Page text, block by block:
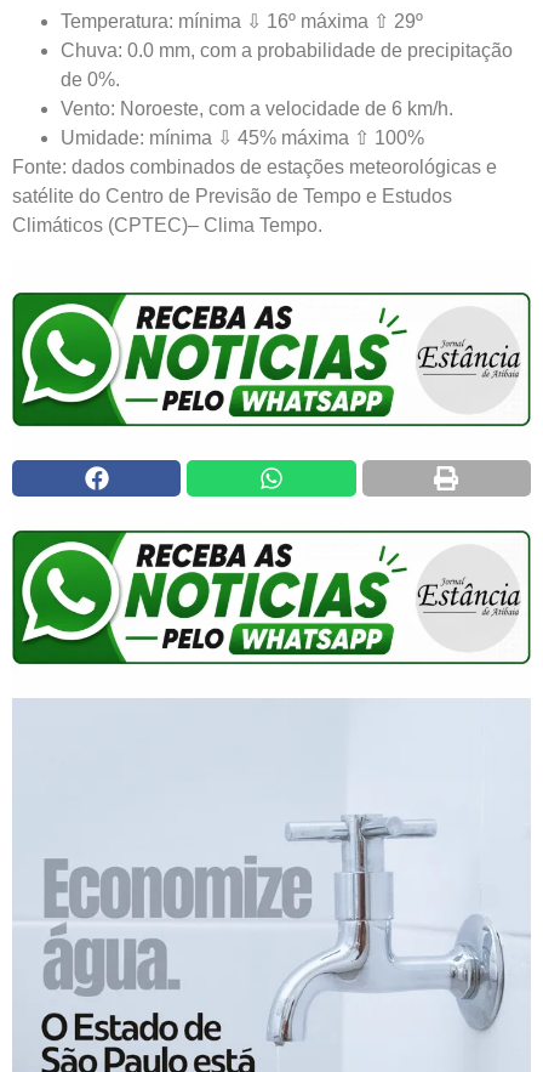
Temperatura: mínima ⇩ 16º máxima ⇧ 29º
Chuva: 0.0 mm, com a probabilidade de precipitação
de 0%.
Vento: Noroeste, com a velocidade de 6 km/h.
Umidade: mínima ⇩ 45% máxima ⇧ 100%
Fonte: dados combinados de estações meteorológicas e
satélite do Centro de Previsão de Tempo e Estudos
Climáticos (CPTEC)– Clima Tempo.